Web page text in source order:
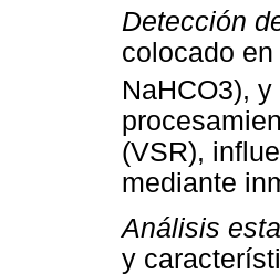
Detección
colocado
NaHCO3),
(VSR),
mediante
Análisis
y